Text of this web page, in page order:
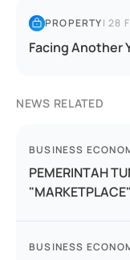
PROPERTY|28
Facing Another
NEWS RELATED
BUSINESS
PEMERINTAH
"MARKETPLACE"
BUSINESS